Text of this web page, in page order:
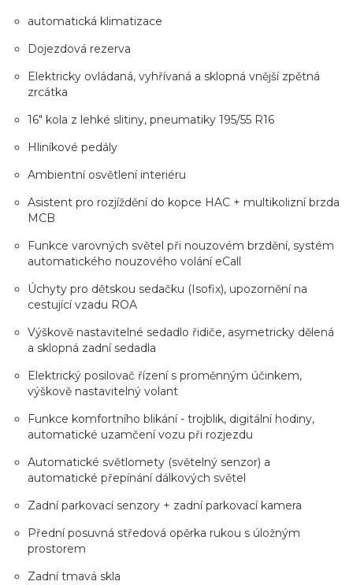
automatická klimatizace
Dojezdová rezerva
Elektricky ovládaná, vyhřívaná a sklopná vnější zpětná
zrcátka
16" kola z lehké slitiny, pneumatiky 195/55 R16
Hliníkové pedály
Ambientní osvětlení interiéru
Asistent pro rozjíždění do kopce HAC + multikolizní brzda
MCB
Funkce varovných světel při nouzovém brzdění, systém
automatického nouzového volání eCall
Úchyty pro dětskou sedačku (Isofix), upozornění na
cestující vzadu ROA
Výškově nastavitelné sedadlo řidiče, asymetricky dělená
a sklopná zadní sedadla
Elektrický posilovač řízení s proměnným účinkem,
výškově nastavitelný volant
Funkce komfortního blikání - trojblik, digitální hodiny,
automatické uzamčení vozu při rozjezdu
Automatické světlomety (světelný senzor) a
automatické přepínání dálkových světel
Zadní parkovací senzory + zadní parkovací kamera
Přední posuvná středová opěrka rukou s úložným
prostorem
Zadní tmavá skla